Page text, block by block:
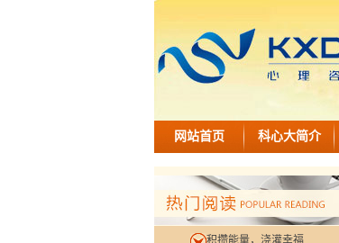
网站首页 科心大简介
积攒能量，浇灌幸福